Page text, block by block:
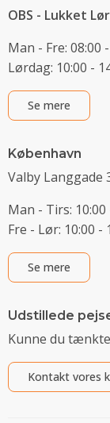
OBS - Lukket
Man - Fre: 08:00
Lørdag: 10:00 -
Se mere
København
Valby Langgade
Man - Tirs: 10:00
Fre - Lør: 10:00 -
Se mere
Udstillede
Kunne du
Kontakt vores